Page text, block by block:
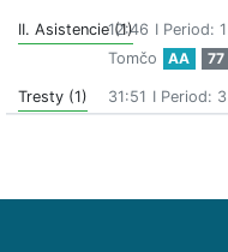
II. Asistencie (1)
12:46 I Period: 1
Tomčo
AA 77
Tresty (1) 31:51 I Period: 3